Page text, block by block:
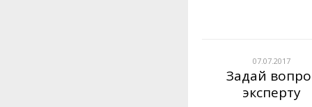
07.07.2017
Задай
эксперту